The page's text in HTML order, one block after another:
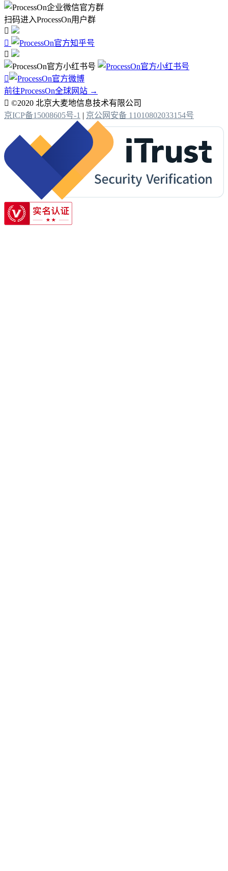
扫码进入ProcessOn用户群




前往ProcessOn全球网站 →
 ©2020 北京大麦地信息技术有限公司
京ICP备15008605号-1 | 京公网安备 11010802033154号